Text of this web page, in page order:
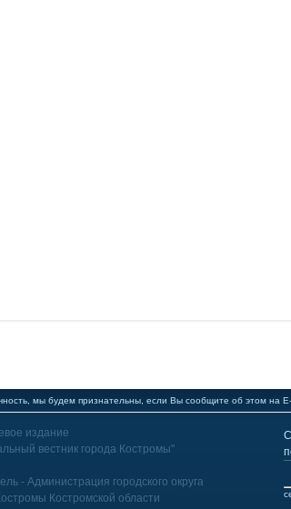
мы будем признательны, если Вы сообщите об этом на
издание
вестник города Костромы"
- Администрация городского округа
Костромской области